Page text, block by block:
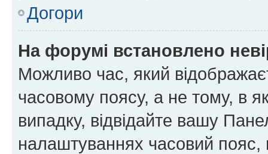
Догори
На форумі встановлено
Можливо час, який
часовому поясу, а не тому, в
випадку, відвідайте вашу
налаштуваннях часовий пояс,